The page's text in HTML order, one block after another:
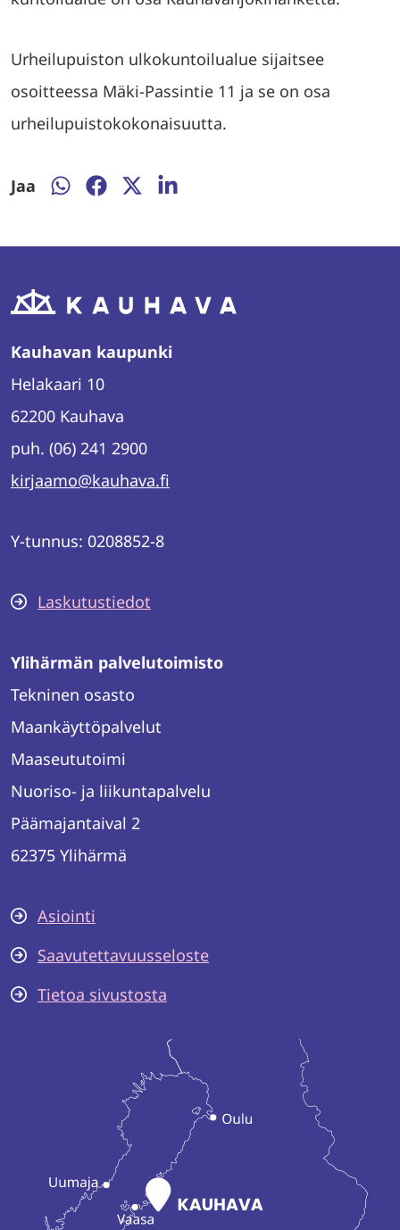
Urheilupuiston ulkokuntoilualue sijaitsee
osoitteessa Mäki-Passintie 11 ja se on osa
urheilupuistokokonaisuutta.
Jaa
Jaa
Jaa
Jaa
Jaa
Kauhavan kaupunki
Helakaari 10
62200 Kauhava
puh. (06) 241 2900
kirjaamo@kauhava.fi
Y-tunnus: 0208852-8
Laskutustiedot
Ylihärmän palvelutoimisto
Tekninen osasto
Maankäyttöpalvelut
Maaseututoimi
Nuoriso- ja liikuntapalvelu
Päämajantaival 2
62375 Ylihärmä
Asiointi
Saavutettavuusseloste
Tietoa sivustosta